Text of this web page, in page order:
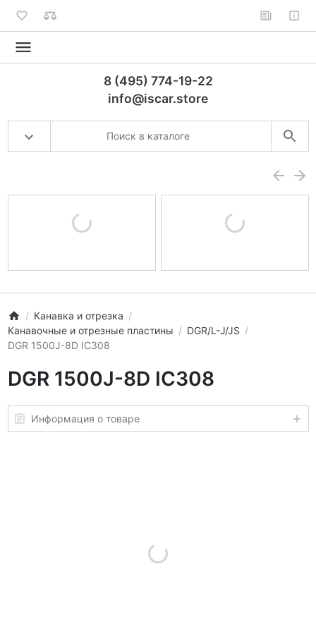
8 (495) 774-19-22
info@iscar.store
Канавка и отрезка
Канавочные и отрезные пластины
DGR/L-J/JS
DGR 1500J-8D IC308
DGR 1500J-8D IC308
Информация о товаре